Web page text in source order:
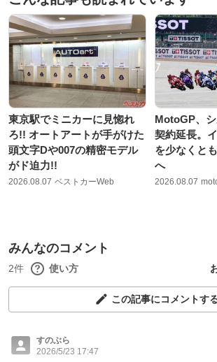
東京駅でミニカーに見惚れ
ろ!! オートアートが手がけた
頭文字Dや007の精密モデル
がド迫力!!
2026.08.07 ベストカーWeb
MotoGP、
契約延長。
を少なくと
へ
2026.08.07
みんなのコメント
2件 使い方
この記事にコメントす
すのぶら
2026/5/23 17:47